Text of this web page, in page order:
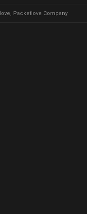
, Packetlove Company